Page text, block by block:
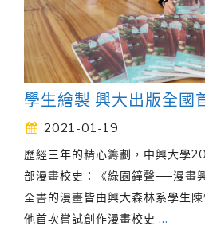
學生繪製 興大出版全國
2021-01-19
歷經三年的精心籌劃，中興大學
部漫畫校史：《綠園鐘聲──漫畫
全書的漫畫皆由興大森林系學生
他首次嘗試創作漫畫校史 …